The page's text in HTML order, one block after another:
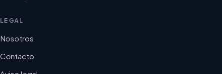
LEGAL
Nosotros
Contacto